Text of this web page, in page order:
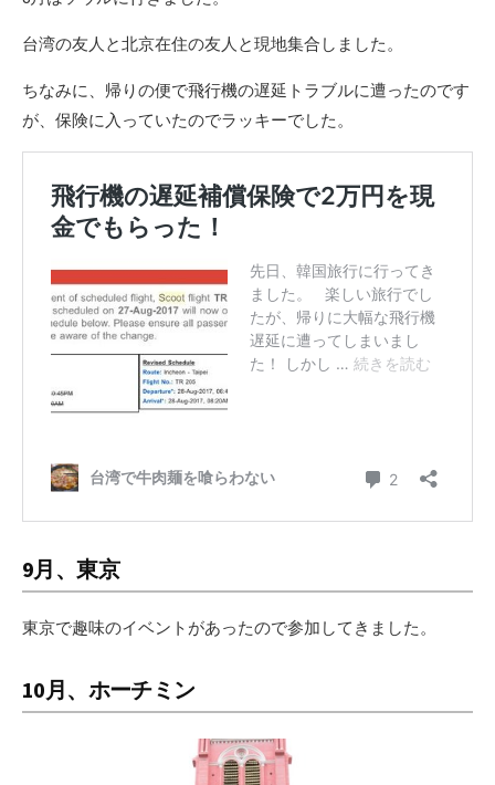
台湾の友人と北京在住の友人と現地集合しました。
ちなみに、帰りの便で飛行機の遅延トラブルに遭ったのです
が、保険に入っていたのでラッキーでした。
9月、東京
東京で趣味のイベントがあったので参加してきました。
10月、ホーチミン